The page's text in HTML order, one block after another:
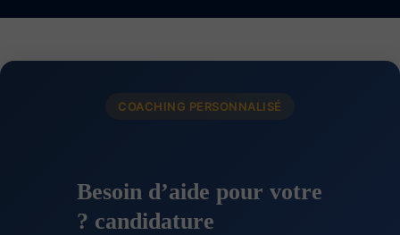
COACHING PERSONNALISÉ
Besoin d’aide pour votre
candidature ?